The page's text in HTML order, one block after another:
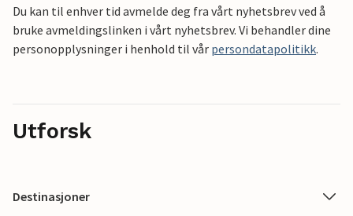
Du kan til enhver tid avmelde deg fra vårt nyhetsbrev ved å
bruke avmeldingslinken i vårt nyhetsbrev. Vi behandler dine
personopplysninger i henhold til vår persondatapolitikk.
Utforsk
Destinasjoner